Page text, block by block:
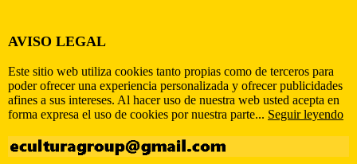
AVISO LEGAL
Este sitio web utiliza cookies tanto propias como de terceros para
poder ofrecer una experiencia personalizada y ofrecer publicidades
afines a sus intereses. Al hacer uso de nuestra web usted acepta en
forma expresa el uso de cookies por nuestra parte... Seguir leyendo